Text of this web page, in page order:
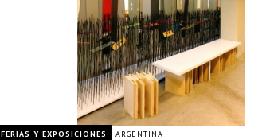
FERIAS Y EXPOSICIONES ARGENTINA